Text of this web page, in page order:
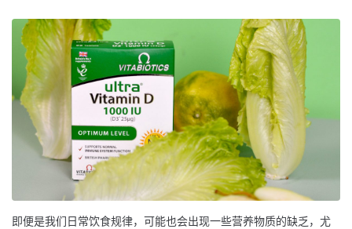
即便是我们日常饮食规律，可能也会出现一些营养物质的缺乏，尤